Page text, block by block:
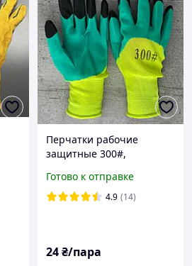
Перчатки рабочие
защитные 300#,
антискользящая
нейлонпена, ярко-
Готово к отправке
4.9 (14)
24₴/пара